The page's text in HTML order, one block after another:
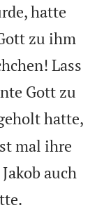
hatte
zu ihm
Lass
Gott zu
hatte,
mal ihre
auch